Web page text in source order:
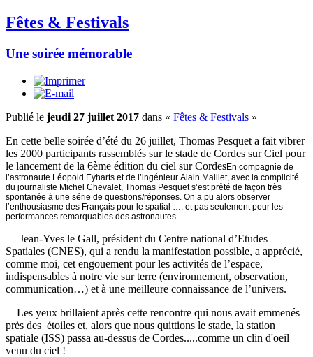
Fêtes & Festivals
Une soirée mémorable
Publié le jeudi 27 juillet 2017 dans « Fêtes & Festivals »
En cette belle soirée d’été du 26 juillet, Thomas Pesquet a fait vibrer
les 2000 participants rassemblés sur le stade de Cordes sur Ciel pour
le lancement de la 6ème édition du ciel sur CordesEn compagnie de
l’astronaute Léopold Eyharts et de l’ingénieur Alain Maillet, avec la complicité
du journaliste Michel Chevalet, Thomas Pesquet s’est prêté de façon très
spontanée à une série de questions/réponses. On a pu alors observer
l’enthousiasme des Français pour le spatial …. et pas seulement pour les
performances remarquables des astronautes.
Jean-Yves le Gall, président du Centre national d’Etudes
Spatiales (CNES), qui a rendu la manifestation possible, a apprécié,
comme moi, cet engouement pour les activités de l’espace,
indispensables à notre vie sur terre (environnement, observation,
communication…) et à une meilleure connaissance de l’univers.
Les yeux brillaient après cette rencontre qui nous avait emmenés
près des étoiles et, alors que nous quittions le stade, la station
spatiale (ISS) passa au-dessus de Cordes.....comme un clin d'oeil
venu du ciel !